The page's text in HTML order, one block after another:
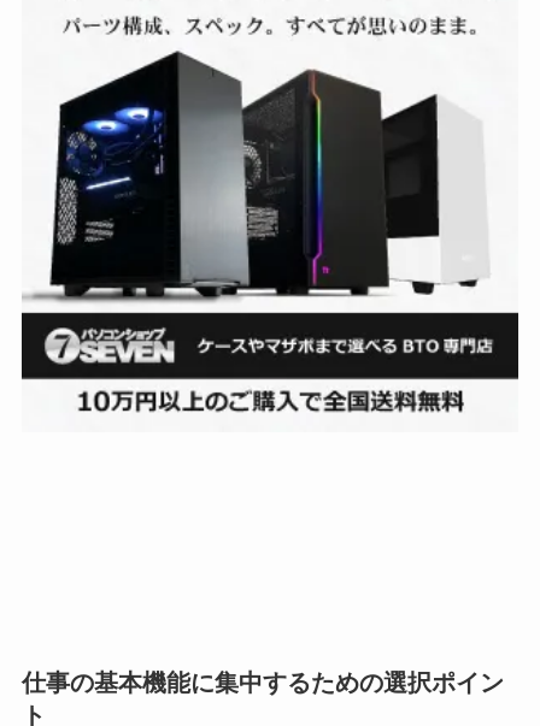
仕事の基本機能に集中するための選択ポイン
ト